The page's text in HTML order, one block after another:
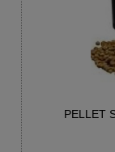
PELLET